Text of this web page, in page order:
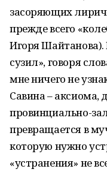
засоряющих
прежде всего
Игоря
сузил», говоря
мне ничего не
Савина – аксиома,
провинциально-
превращается в
которую нужно
«устранения» не